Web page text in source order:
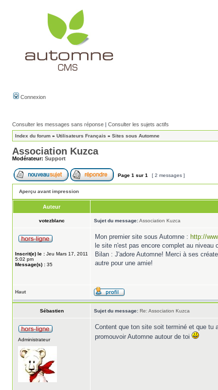
Connexion
Consulter les messages sans réponse | Consulter les sujets actifs
Index du forum » Utilisateurs Français » Sites sous Automne
Association Kuzca
Modérateur: Support
Page 1 sur 1 [ 2 messages ]
Aperçu avant impression
Auteur
votezblanc Sujet du message:Association Kuzca
Inscrit(e) le : Jeu Mars 17, 2011
5:02 pm
Message(s) : 35
Mon premier site sous Automne : http://
le site n'est pas encore complet au
Bilan : J'adore Automne! Merci à ses
autre pour une amie!
Haut
Sébastien Sujet du message: Re: Association Kuzca
Administrateur
Content que ton site soit terminé et que tu
promouvoir Automne autour de toi